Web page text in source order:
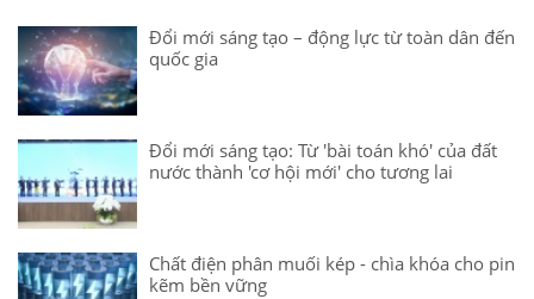
Đổi mới sáng tạo – động lực từ toàn dân đến
quốc gia
Đổi mới sáng tạo: Từ 'bài toán khó' của đất
nước thành 'cơ hội mới' cho tương lai
Chất điện phân muối kép - chìa khóa cho pin
kẽm bền vững